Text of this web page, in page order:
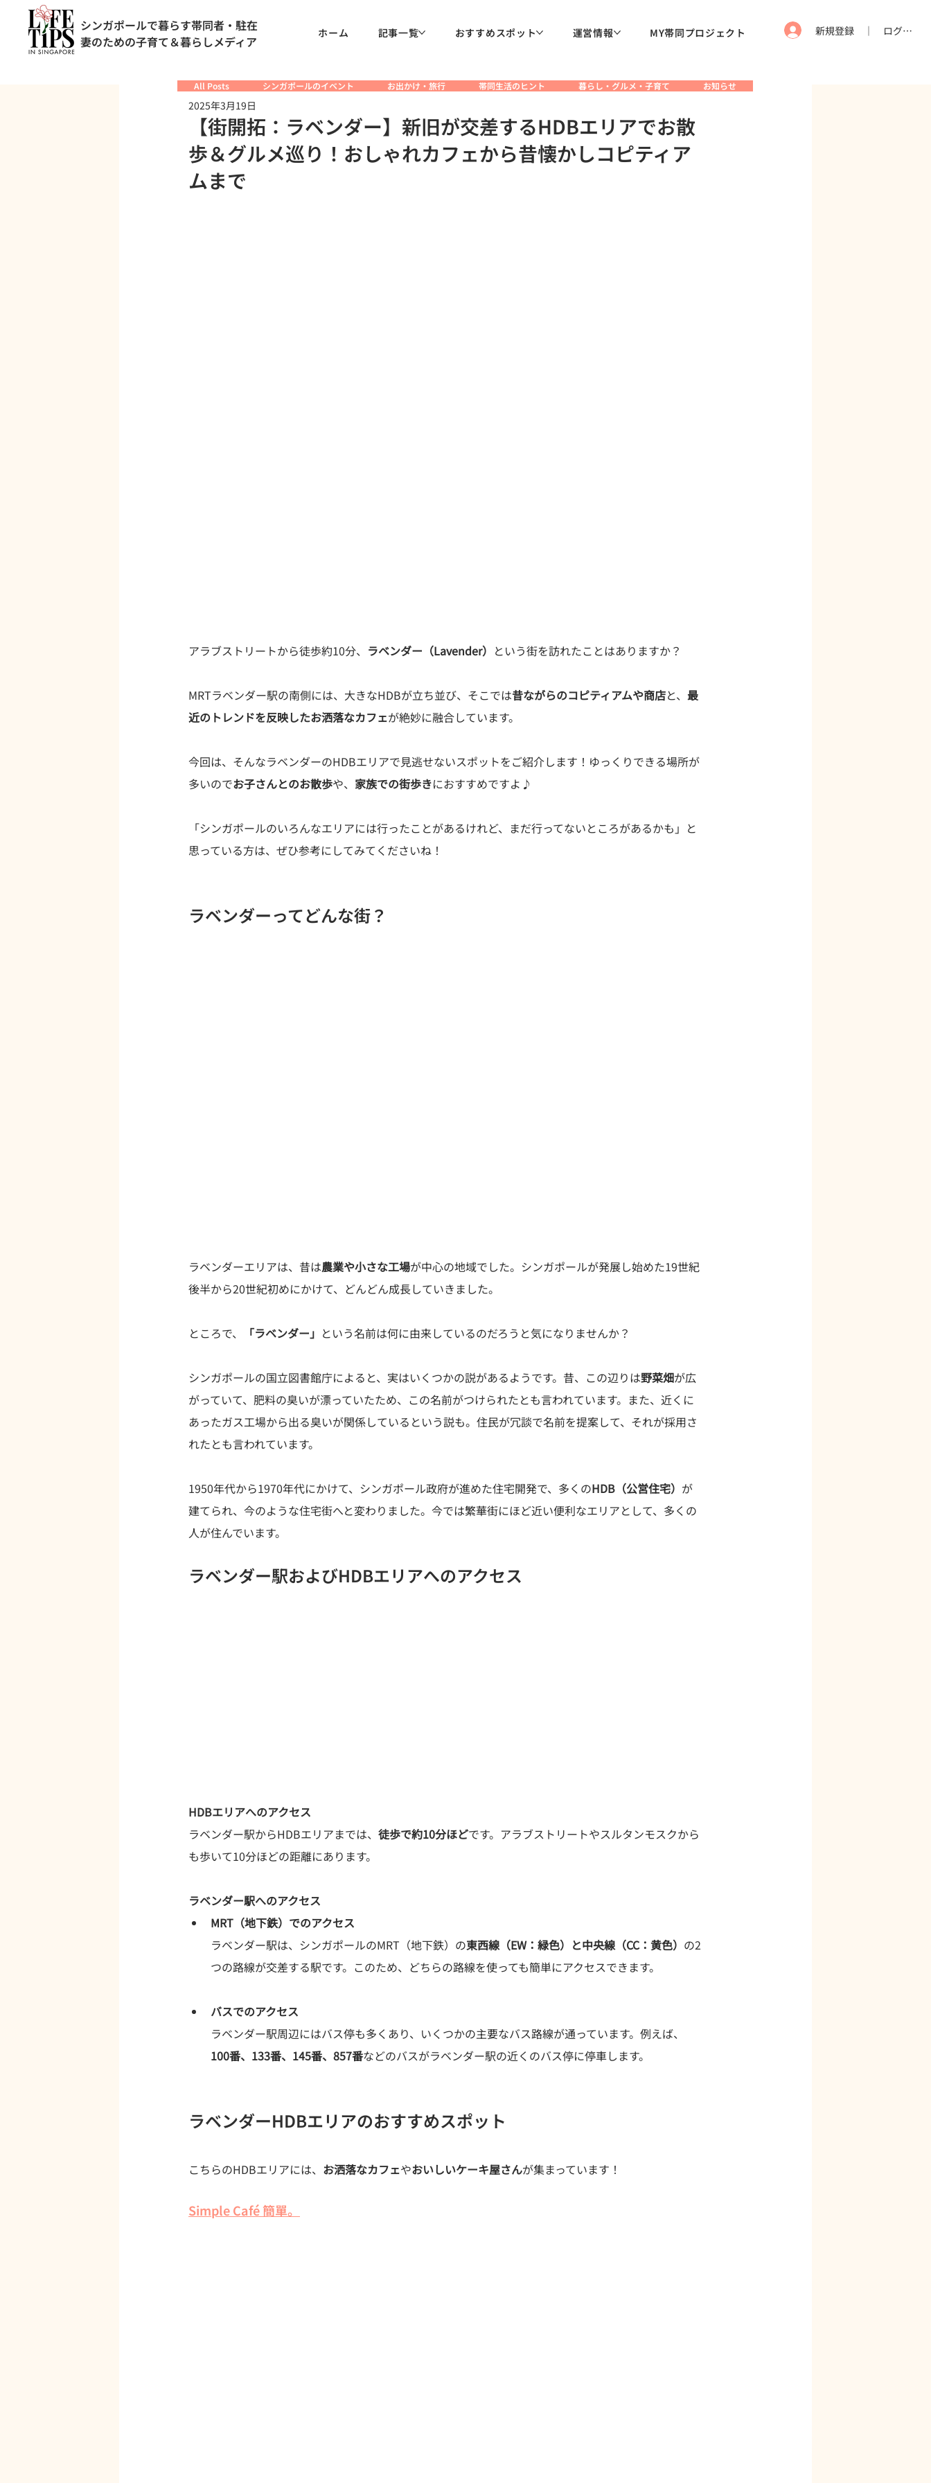
シンガポールで暮らす帯同者・駐在
妻のための子育て＆暮らしメディア
ホーム 記事一覧 おすすめスポット 運営情報 MY帯同プロジェクト 新規登録 ｜ ログイン
All Posts シンガポールのイベント お出かけ・旅行 帯同生活のヒント 暮らし・グルメ・子育て お知らせ
【街開拓：ラベンダー】新旧が交差するHDBエリアでお散
歩＆グルメ巡り！おしゃれカフェから昔懐かしコピティア
ムまで
2025年3月19日
アラブストリートから徒歩約10分、 ラベンダー（Lavender） という街を訪れたことはありますか？
MRTラベンダー駅の南側には、大きなHDBが立ち並び、そこでは昔ながらのコピティアムや商店と、 最
近のトレンドを反映したお洒落なカフェが絶妙に融合しています。
今回は、そんなラベンダーのHDBエリアで見逃せないスポットをご紹介します！ゆっくりできる場所が
多いのでお子さんとのお散歩や、 家族での街歩きにおすすめですよ♪
「シンガポールのいろんなエリアには行ったことがあるけれど、まだ行ってないところがあるかも」と
思っている方は、ぜひ参考にしてみてくださいね！
ラベンダーってどんな街？
ラベンダーエリアは、昔は農業や小さな工場が中心の地域でした。シンガポールが発展し始めた19世紀
後半から20世紀初めにかけて、どんどん成長していきました。
ところで、 「ラベンダー」 という名前は何に由来しているのだろうと気になりませんか？
シンガポールの国立図書館庁によると、実はいくつかの説があるようです。昔、この辺りは野菜畑が広
がっていて、肥料の臭いが漂っていたため、この名前がつけられたとも言われています。また、近くに
あったガス工場から出る臭いが関係しているという説も。住民が冗談で名前を提案して、それが採用さ
れたとも言われています。
1950年代から1970年代にかけて、シンガポール政府が進めた住宅開発で、多くのHDB（公営住宅） が
建てられ、今のような住宅街へと変わりました。今では繁華街にほど近い便利なエリアとして、多くの
人が住んでいます。
ラベンダー駅およびHDBエリアへのアクセス
HDBエリアへのアクセス
ラベンダー駅からHDBエリアまでは、 徒歩で約10分ほどです。アラブストリートやスルタンモスクから
も歩いて10分ほどの距離にあります。
ラベンダー駅へのアクセス
MRT（地下鉄）でのアクセス
ラベンダー駅は、シンガポールのMRT（地下鉄）の東西線（EW：緑色）と中央線（CC：黄色） の2
つの路線が交差する駅です。このため、どちらの路線を使っても簡単にアクセスできます。
バスでのアクセス
ラベンダー駅周辺にはバス停も多くあり、いくつかの主要なバス路線が通っています。例えば、
100番、133番、145番、857番などのバスがラベンダー駅の近くのバス停に停車します。
ラベンダーHDBエリアのおすすめスポット
こちらのHDBエリアには、 お洒落なカフェやおいしいケーキ屋さんが集まっています！
Simple Café 簡單。